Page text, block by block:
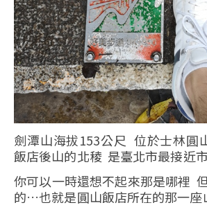
劍潭山海拔153公尺 位於士林圓
飯店後山的北稜 是臺北市最接近
你可以一時還想不起來那是哪裡
的…也就是圓山飯店所在的那一